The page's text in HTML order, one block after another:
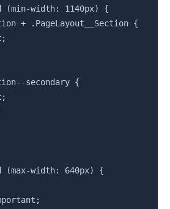
(min-width: 1140px) {
+ .PageLayout__Section {
secondary {
(max-width: 640px) {